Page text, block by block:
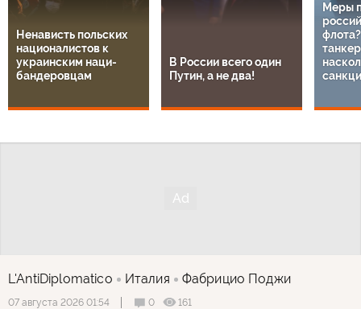
Ненависть польских
националистов к
украинским наци-
бандеровцам
В России всего один
Путин, а не два!
Меры
L'AntiDiplomatico Италия Фабрицио Поджи
07 августа 2026 01:54 0
161